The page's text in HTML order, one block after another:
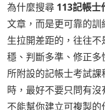
為什麼搜尋 113記帳士
文章，而是更可靠的
生拉開差距的，往往
穩、判斷多準、修正
所附設的記帳士考試
時，最好不要只問有
不能幫你建立可複製